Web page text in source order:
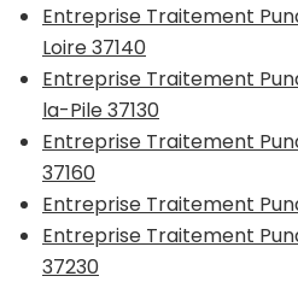
Entreprise Traitement
Loire 37140
Entreprise Traitement
la-Pile 37130
Entreprise Traitement
37160
Entreprise Traitement
Entreprise Traitement
37230